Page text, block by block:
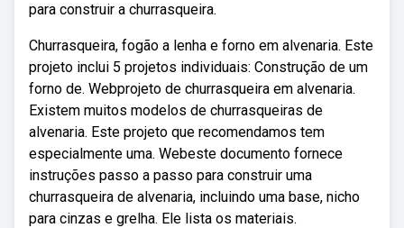
para construir a churrasqueira.
Churrasqueira, fogão a lenha e forno em alvenaria. Este
projeto inclui 5 projetos individuais: Construção de um
forno de. Webprojeto de churrasqueira em alvenaria.
Existem muitos modelos de churrasqueiras de
alvenaria. Este projeto que recomendamos tem
especialmente uma. Webeste documento fornece
instruções passo a passo para construir uma
churrasqueira de alvenaria, incluindo uma base, nicho
para cinzas e grelha. Ele lista os materiais.